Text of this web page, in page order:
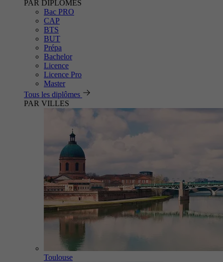
PAR DIPLÔMES
Bac PRO
CAP
BTS
BUT
Prépa
Bachelor
Licence
Licence Pro
Master
Tous les diplômes
PAR VILLES
Toulouse